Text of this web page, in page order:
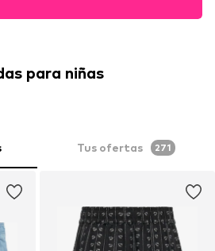
para niñas
Tus ofertas 271